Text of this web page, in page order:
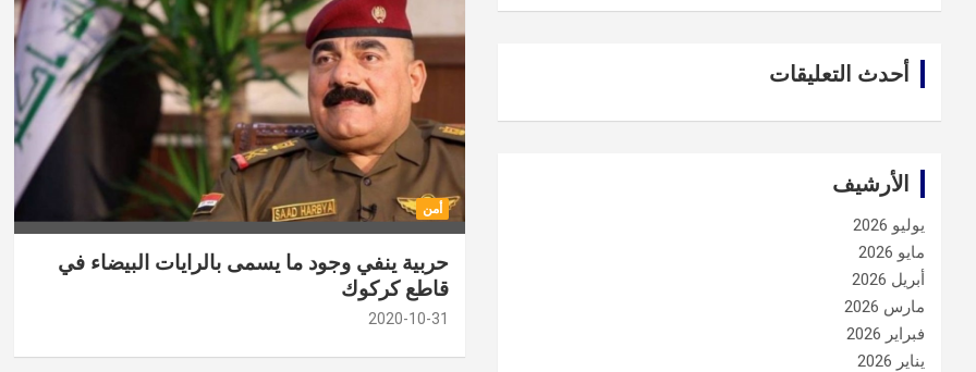
أمن
حربية ينفي وجود ما يسمى بالرايات البيضاء في
قاطع كركوك
2020-10-31
أحدث التعليقات
الأرشيف
يوليو 2026
مايو 2026
أبريل 2026
مارس 2026
فبراير 2026
يناير 2026